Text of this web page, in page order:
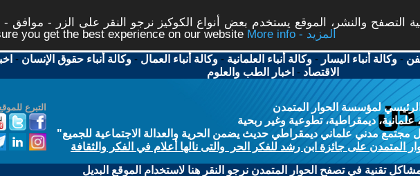
التصفح والنشر، الموقع يستخدم بعض أنواع الكوكيز نرجو النقر على الزر - موافق -
you get the best experience on our website
More info - المزيد
-وكالة أنباء اليسار -وكالة أنباء العلمانية -وكالة أنباء العمال -وكالة أنباء حقوق الإنسان -
الاقتصاد - اخبار الطب والعلوم
التبرع
لمؤسسة الحوار المتمدن
علمانية، ديمقراطية، تطوعية وغير ربحية
مجتمع مدني علماني ديمقراطي حديث يضمن الحرية والعدالة الاجتماعية للجميع"
المتمدن على جائزة ابن رشد للفكر الحر والتى نالها أعلام في الفكر والثقافة
مشاكل تقنية في تصفح الحوار المتمدن نرجو النقر هنا لاستخدام الموقع البديل